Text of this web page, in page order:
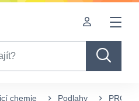
chemie Podlahy